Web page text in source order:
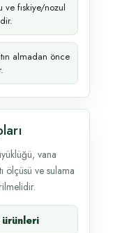
ve fıskiye/nozul
almadan önce
vana
ölçüsü ve sulama
ürünleri